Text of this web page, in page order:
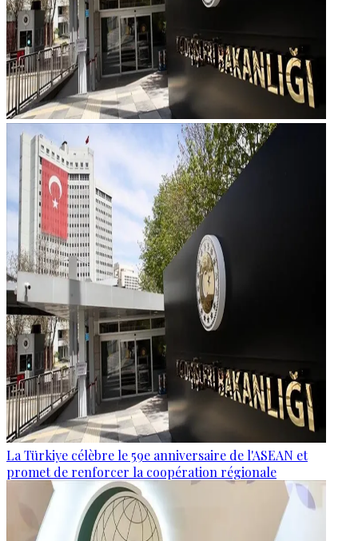
La Türkiye célèbre le 59e anniversaire de l'ASEAN et
promet de renforcer la coopération régionale